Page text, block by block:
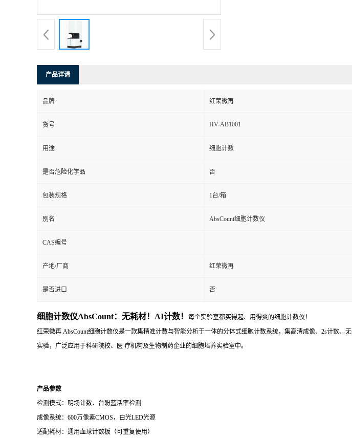
产品详请
品牌 红荣微再
货号 HV-AB1001
用途 细胞计数
是否危险化学品 否
包装规格 1台/箱
别名 AbsCount细胞计数仪
CAS编号
产地/厂商 红荣微再
是否进口 否
细胞计数仪AbsCount：无耗材！AI计数！ 每个实验室都买得起、用得爽的细胞计数仪！
红荣微再 AbsCount细胞计数仪是一款集精准计数与智能分析于一体的分体式细胞计数系统，集高清成像、2s计数
实验，广泛应用于科研院校、医 疗机构及生物制药企业的细胞培养实验室中。
产品参数
检测模式：明场计数、台盼蓝活率检测
成像系统：600万像素CMOS，白光LED光源
适配耗材：通用血球计数板（可重复使用）